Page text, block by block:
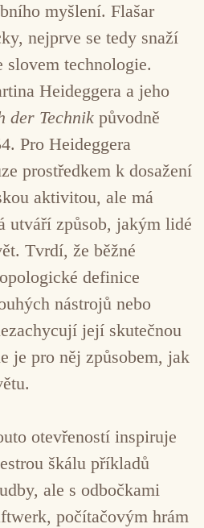
myšlení. Flašar
nejprve se tedy snaží
slovem technologie.
Heideggera a jeho
der Technik původně
Pro Heideggera
prostředkem k dosažení
aktivitou, ale má
utváří způsob, jakým lidé
Tvrdí, že běžné
definice
nástrojů nebo
její skutečnou
je pro něj způsobem, jak
otevřeností inspiruje
škálu příkladů
ale s odbočkami
počítačovým hrám